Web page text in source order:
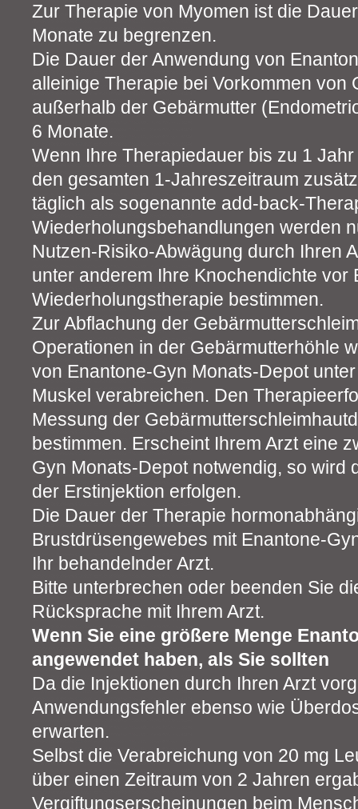
Zur Therapie von Myomen ist die
Monate zu begrenzen.
Die Dauer der Anwendung von
alleinige Therapie bei Vorkommen von
außerhalb der Gebärmutter
6 Monate.
Wenn Ihre Therapiedauer bis zu 1
den gesamten 1-Jahreszeitraum
täglich als sogenannte add-back-
Wiederholungsbehandlungen werden
Nutzen-Risiko-Abwägung durch Ihren
unter anderem Ihre Knochendichte vor
Wiederholungstherapie bestimmen.
Zur Abflachung der
Operationen in der Gebärmutterhöhle
von Enantone-Gyn Monats-Depot
Muskel verabreichen. Den
Messung der
bestimmen. Erscheint Ihrem Arzt eine
Gyn Monats-Depot notwendig, so wird
der Erstinjektion erfolgen.
Die Dauer der Therapie
Brustdrüsengewebes mit Enantone-
Ihr behandelnder Arzt.
Bitte unterbrechen oder beenden Sie
Rücksprache mit Ihrem Arzt.
Wenn Sie eine größere Menge
angewendet haben, als Sie sollten
Da die Injektionen durch Ihren Arzt
Anwendungsfehler ebenso wie
erwarten.
Selbst die Verabreichung von 20 mg
über einen Zeitraum von 2 Jahren
Vergiftungserscheinungen beim